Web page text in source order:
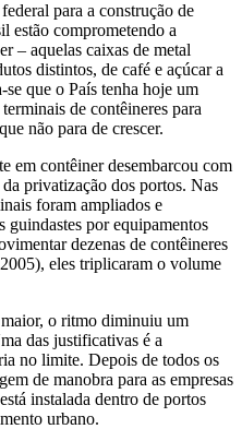
para a construção de
estão comprometendo a
– aquelas caixas de metal
distintos, de café e açúcar a
que o País tenha hoje um
de contêineres para
não para de crescer.
em contêiner desembarcou com
privatização dos portos. Nas
foram ampliados e
guindastes por equipamentos
dezenas de contêineres
eles triplicaram o volume
o ritmo diminuiu um
das justificativas é a
no limite. Depois de todos os
de manobra para as empresas
instalada dentro de portos
urbano.